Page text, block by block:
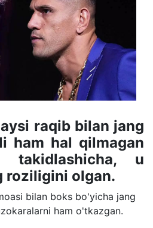
raqib bilan jang
ham hal qilmagan
takidlashicha, u
roziligini olgan.
bilan boks bo'yicha jang
ham o'tkazgan.